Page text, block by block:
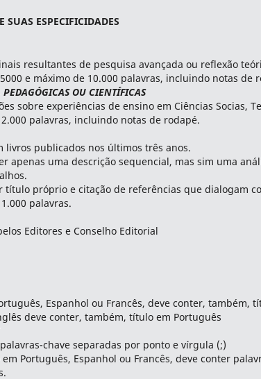
SUAS ESPECIFICIDADES
resultantes de pesquisa avançada ou reflexão
e máximo de 10.000 palavras, incluindo notas de
OU CIENTÍFICAS
sobre experiências de ensino em Ciências Socias,
palavras, incluindo notas de rodapé.
livros publicados nos últimos três anos.
apenas uma descrição sequencial, mas sim uma
título próprio e citação de referências que dialogam
palavras.
Editores e Conselho Editorial
Espanhol ou Francês, deve conter, também,
deve conter, também, título em Português
chave separadas por ponto e vírgula (;)
em Português, Espanhol ou Francês, deve conter